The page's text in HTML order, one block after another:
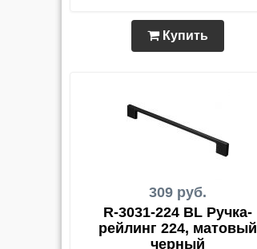
Купить
309 руб.
R-3031-224 BL Ручка-
рейлинг 224, матовый
черный